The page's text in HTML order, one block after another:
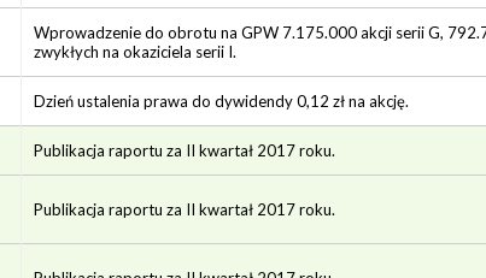
Wprowadzenie do obrotu na GPW 7.175.000 akcji serii G,
zwykłych na okaziciela serii I.
Dzień ustalenia prawa do dywidendy 0,12 zł na akcję.
Publikacja raportu za II kwartał 2017 roku.
Publikacja raportu za II kwartał 2017 roku.